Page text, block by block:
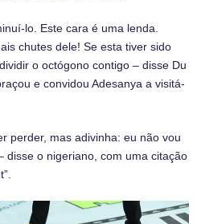
lo. Este cara é uma lenda.
chutes dele! Se esta tiver sido
o octógono contigo – disse Du
e convidou Adesanya a visitá-
perder, mas adivinha: eu não vou
disse o nigeriano, com uma citação